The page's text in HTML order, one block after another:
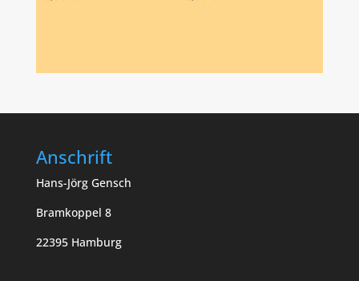
Anschrift
Hans-Jörg Gensch
Bramkoppel 8
22395 Hamburg